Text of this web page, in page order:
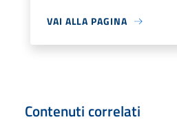
VAI ALLA PAGINA
Contenuti correlati